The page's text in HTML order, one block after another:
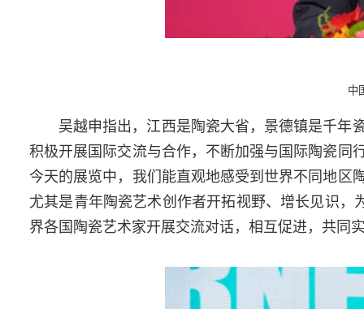
中
吴越申指出，江西是陶瓷大省，景德镇是千年
积极开展国际交流与合作，不断加强与国际陶瓷同
今天的展览中，我们能直观地感受到世界不同地区
尤其是青年陶瓷艺术创作者开拓视野、增长见识，
界各国陶瓷艺术家开展交流对话，相互促进，共同